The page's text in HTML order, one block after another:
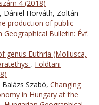
4 (2018)
Dániel Horváth, Zoltán
production of public
Geographical Bulletin: Évf.
genus Euthria (Mollusca,
, Földtani
Szabó, Changing
in Hungary at the